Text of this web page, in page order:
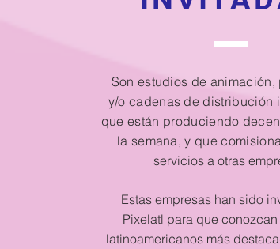
Son estudios de animación,
y/o cadenas de distribución
que están produciendo
la semana, y que
servicios a otras
Estas empresas han sido
Pixelatl para que
latinoamericanos más